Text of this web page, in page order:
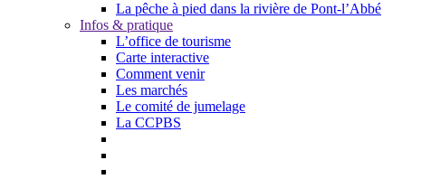
La pêche à pied dans la rivière de Pont-l’Abbé
Infos & pratique
L’office de tourisme
Carte interactive
Comment venir
Les marchés
Le comité de jumelage
La CCPBS